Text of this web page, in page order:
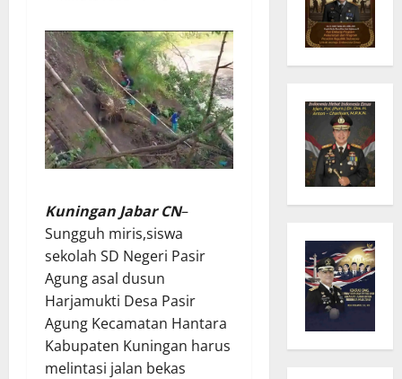
Kuningan Jabar CN–
Sungguh miris,siswa
sekolah SD Negeri Pasir
Agung asal dusun
Harjamukti Desa Pasir
Agung Kecamatan Hantara
Kabupaten Kuningan harus
melintasi jalan bekas